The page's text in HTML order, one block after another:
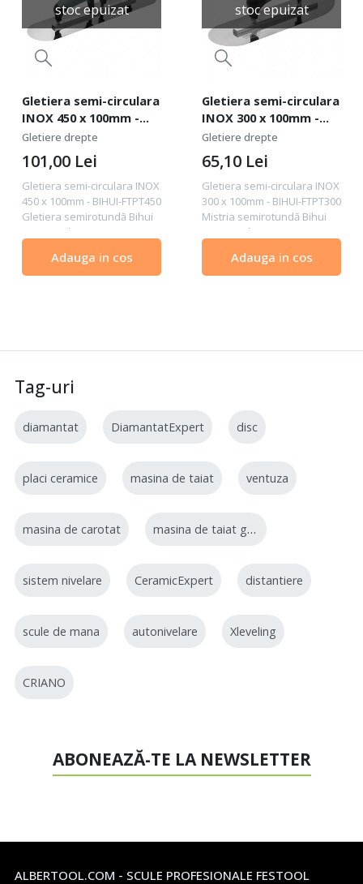
stoc epuizat
Gletiera semi-circulara
INOX 450 x 100mm -
BIHUI-FTPT450
Gletiere drepte
Gletiera semi-circulara INOX
450 x 100mm - BIHUI-FTPT450
Gletiera semirotundă Bihui
FTPT450 de 450mm este un
conceput pentru distribuția
uniformă a soluțiilor și
101,00 Lei
Adauga in cos
stoc epuizat
Gletiera semi-circulara
INOX 300 x 100mm -
BIHUI-FTPT300
Gletiere drepte
Gletiera semi-circulara INOX
300 x 100mm - BIHUI-FTPT300
Mistria semirotundă Bihui
FTPT300 de 300mm este un
conceput pentru distribuția
uniformă a soluțiilor și
65,10 Lei
Adauga in cos
Tag-uri
diamantat DiamantatExpert disc
placi ceramice masina de taiat ventuza
masina de carotat masina de taiat gresie
sistem nivelare CeramicExpert distantiere
scule de mana autonivelare Xleveling
CRIANO
ABONEAZĂ-TE LA NEWSLETTER
ALBERTOOL.COM - SCULE PROFESIONALE FESTOOL